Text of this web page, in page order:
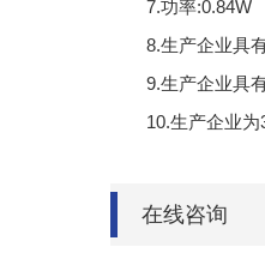
7.功率:0.84W
8.生产企业具
9.生产企业具
10.生产企业
在线咨询